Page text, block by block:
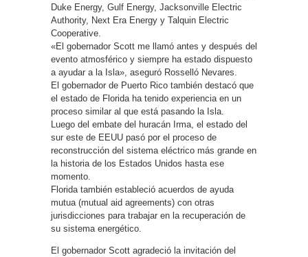
Duke Energy, Gulf Energy, Jacksonville Electric
Authority, Next Era Energy y Talquin Electric
Cooperative.
«El gobernador Scott me llamó antes y después del
evento atmosférico y siempre ha estado dispuesto
a ayudar a la Isla», aseguró Rosselló Nevares.
El gobernador de Puerto Rico también destacó que
el estado de Florida ha tenido experiencia en un
proceso similar al que está pasando la Isla.
Luego del embate del huracán Irma, el estado del
sur este de EEUU pasó por el proceso de
reconstrucción del sistema eléctrico más grande en
la historia de los Estados Unidos hasta ese
momento.
Florida también estableció acuerdos de ayuda
mutua (mutual aid agreements) con otras
jurisdicciones para trabajar en la recuperación de
su sistema energético.
El gobernador Scott agradeció la invitación del